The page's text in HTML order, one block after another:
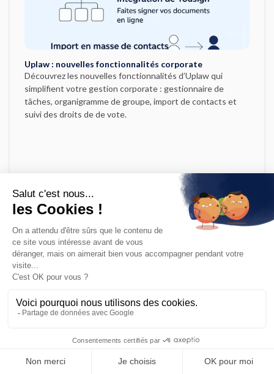
Uplaw : nouvelles fonctionnalités corporate
Découvrez les nouvelles fonctionnalités d’Uplaw qui
simplifient votre gestion corporate : gestionnaire de
tâches, organigramme de groupe, import de contacts et
suivi des droits de de vote.
Levée de fonds